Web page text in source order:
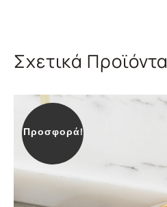
Σχετικά Προϊόντα
Προσφορά!